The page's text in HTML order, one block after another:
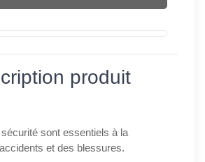
produit
sont essentiels à la
et des blessures.